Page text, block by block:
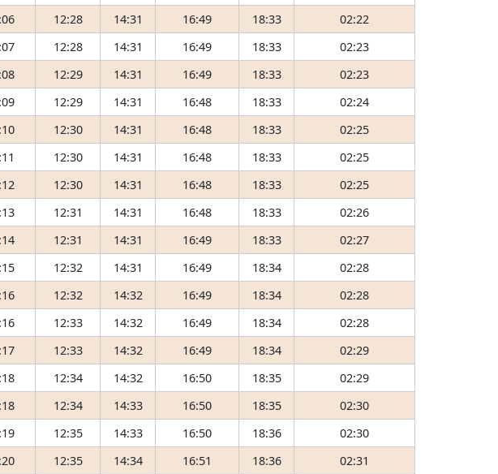
12:28 14:31 16:49 18:33
02:22
12:28 14:31 16:49 18:33
02:23
12:29 14:31 16:49 18:33
02:23
12:29 14:31 16:48 18:33
02:24
12:30 14:31 16:48 18:33
02:25
12:30 14:31 16:48 18:33
02:25
12:30 14:31 16:48 18:33
02:25
12:31 14:31 16:48 18:33
02:26
12:31 14:31 16:49 18:33
02:27
12:32 14:31 16:49 18:34
02:28
12:32 14:32 16:49 18:34
02:28
12:33 14:32 16:49 18:34
02:28
12:33 14:32 16:49 18:34
02:29
12:34 14:32 16:50 18:35
02:29
12:34 14:33 16:50 18:35
02:30
12:35 14:33 16:50 18:36
02:30
12:35 14:34 16:51 18:36
02:31